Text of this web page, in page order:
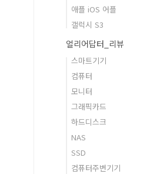
애플 iOS 어플
갤럭시 S3
얼리어답터_리뷰
스마트기기
컴퓨터
모니터
그래픽카드
하드디스크
NAS
SSD
컴퓨터주변기기